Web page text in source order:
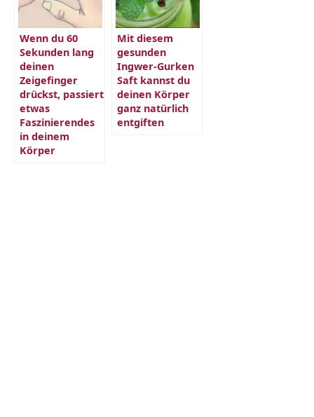
Wenn du 60
Sekunden lang
deinen
Zeigefinger
drückst, passiert
etwas
Faszinierendes
in deinem
Körper
Mit diesem
gesunden
Ingwer-Gurken
Saft kannst du
deinen Körper
ganz natürlich
entgiften